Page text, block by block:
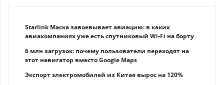
Starlink Маска завоевывает авиацию: в каких
авиакомпаниях уже есть спутниковый Wi-Fi на борту
6 млн загрузок: почему пользователи переходят на
этот навигатор вместо Google Maps
Экспорт электромобилей из Китая вырос на 120%